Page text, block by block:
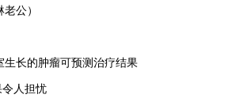
公）
长的肿瘤可预测治疗结果
人担忧